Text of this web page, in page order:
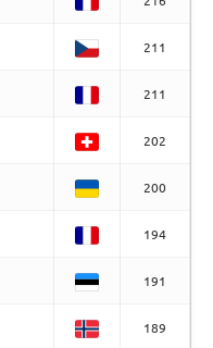
211
211
202
200
194
191
189